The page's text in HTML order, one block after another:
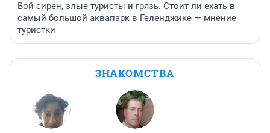
Вой сирен, злые туристы и грязь. Стоит ли ехать в
самый большой аквапарк в Геленджике — мнение
туристки
ЗНАКОМСТВА